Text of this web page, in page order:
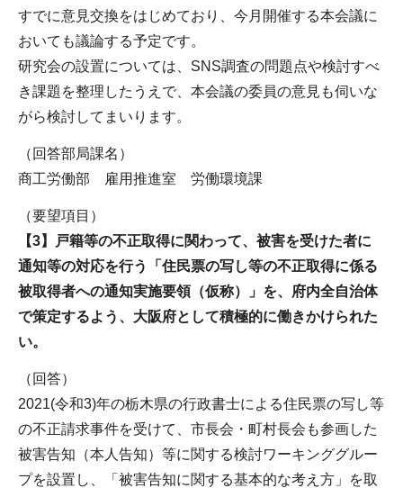
すでに意見交換をはじめており、今月開催する本会議に
おいても議論する予定です。
研究会の設置については、SNS調査の問題点や検討すべ
き課題を整理したうえで、本会議の委員の意見も伺いな
がら検討してまいります。
（回答部局課名）
商工労働部 雇用推進室 労働環境課
（要望項目）
【3】戸籍等の不正取得に関わって、被害を受けた者に
通知等の対応を行う「住民票の写し等の不正取得に係る
被取得者への通知実施要領（仮称）」を、府内全自治体
で策定するよう、大阪府として積極的に働きかけられた
い。
（回答）
2021(令和3)年の栃木県の行政書士による住民票の写し等
の不正請求事件を受けて、市長会・町村長会も参画した
被害告知（本人告知）等に関する検討ワーキンググルー
プを設置し、「被害告知に関する基本的な考え方」を取